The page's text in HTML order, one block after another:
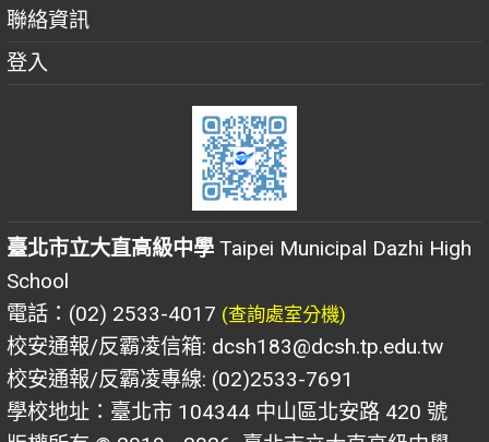
聯絡資訊
登入
臺北市立大直高級中學 Taipei Municipal Dazhi High
School
電話：(02) 2533-4017 (查詢處室分機)
校安通報/反霸凌信箱: dcsh183@dcsh.tp.edu.tw
校安通報/反霸凌專線: (02)2533-7691
學校地址：臺北市 104344 中山區北安路 420 號